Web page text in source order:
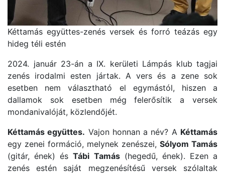
Kéttamás együttes-zenés versek és forró teázás egy
hideg téli estén
2024. január 23-án a IX. kerületi Lámpás klub tagjai
zenés irodalmi esten jártak. A vers és a zene sok
esetben nem választható el egymástól, hiszen a
dallamok sok esetben még felerősítik a versek
mondanivalóját, közlendőjét.
Kéttamás együttes. Vajon honnan a név? A Kéttamás
egy zenei formáció, melynek zenészei, Sólyom Tamás
(gitár, ének) ésTábi Tamás(hegedű, ének). Ezen a
zenés estén saját megzenésítésű versek szólaltak